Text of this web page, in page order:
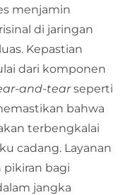
menjamin
di jaringan
Kepastian
dari komponen
and-tearseperti
bahwa
terbengkalai
cadang. Layanan
bagi
jangka